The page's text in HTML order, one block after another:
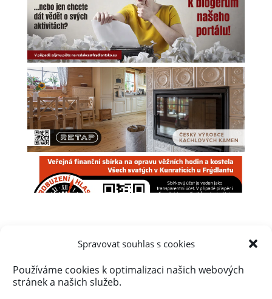
Spravovat souhlas s cookies
Používáme cookies k optimalizaci našich webových
stránek a našich služeb.
Úvod Obsah webu
Aktuálně